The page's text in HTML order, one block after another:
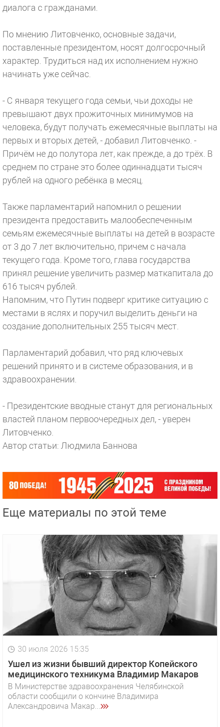
диалога с гражданами.
По мнению Литовченко, основные задачи,
поставленные президентом, носят долгосрочный
характер. Трудиться над их исполнением нужно
начинать уже сейчас.
- С января текущего года семьи, чьи доходы не
превышают двух прожиточных минимумов на
человека, будут получать ежемесячные выплаты на
первых и вторых детей, - добавил Литовченко. -
Причём не до полутора лет, как прежде, а до трёх. В
среднем по стране это более одиннадцати тысяч
рублей на одного ребёнка в месяц.
Также парламентарий напомнил о решении
президента предоставить малообеспеченным
семьям ежемесячные выплаты на детей в возрасте
от 3 до 7 лет включительно, причем с начала
текущего года. Кроме того, глава государства
принял решение увеличить размер маткапитала до
616 тысяч рублей.
Напомним, что Путин подверг критике ситуацию с
местами в яслях и поручил выделить деньги на
создание дополнительных 255 тысяч мест.
Парламентарий добавил, что ряд ключевых
решений принято и в системе образования, и в
здравоохранении.
- Президентские вводные станут для региональных
властей планом первоочередных дел, - уверен
Литовченко.
Автор статьи: Людмила Баннова
Еще материалы по этой теме
30 июля 2026 15:35
Ушел из жизни бывший директор Копейского
медицинского техникума Владимир Макаров
В Министерстве здравоохранения Челябинской
области сообщили о кончине Владимира
Александровича Макар...